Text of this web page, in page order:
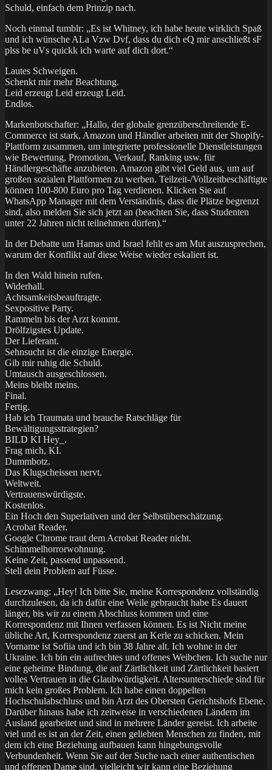
Schuld, einfach dem Prinzip nach.
Noch einmal tumblr: „Es ist Whitney, ich habe heute wirklich Spaß
und ich wünsche ALa Vzw Dvf, dass du dich eQ mir anschließt sF
plss be uVs quickk ich warte auf dich dort.“
Lautes Schweigen.
Schenkt mir mehr Beachtung.
Leid erzeugt Leid erzeugt Leid.
Endlos.
Markenbotschafter: „Hallo, der globale grenzüberschreitende E-
Commerce ist stark, Amazon und Händler arbeiten mit der Shopify-
Plattform zusammen, um integrierte professionelle Dienstleistungen
wie Bewertung, Promotion, Verkauf, Ranking usw. für
Händlergeschäfte anzubieten. Amazon gibt viel Geld aus, um auf
großen sozialen Plattformen zu werben. Teilzeit-/Vollzeitbeschäftigte
können 100-800 Euro pro Tag verdienen. Klicken Sie auf
WhatsApp Manager mit dem Verständnis, dass die Plätze begrenzt
sind, also melden Sie sich jetzt an (beachten Sie, dass Studenten
unter 22 Jahren nicht teilnehmen dürfen).“
In der Debatte um Hamas und Israel fehlt es am Mut auszusprechen,
warum der Konflikt auf diese Weise wieder eskaliert ist.
In den Wald hinein rufen.
Widerhall.
Achtsamkeitsbeauftragte.
Sexpositive Party.
Rammeln bis der Arzt kommt.
Drölfzigstes Update.
Der Lieferant.
Sehnsucht ist die einzige Energie.
Gib mir ruhig die Schuld.
Umtausch ausgeschlossen.
Meins bleibt meins.
Final.
Fertig.
Hab ich Traumata und brauche Ratschläge für
Bewältigungsstrategien?
BILD KI Hey_.
Frag mich, KI.
Dummbotz.
Das Klugscheissen nervt.
Weltweit.
Vertrauenswürdigste.
Kostenlos.
Ein Hoch den Superlativen und der Selbstüberschätzung.
Acrobat Reader.
Google Chrome traut dem Acrobat Reader nicht.
Schimmelhorrorwohnung.
Keine Zeit, passend unpassend.
Stell dein Problem auf Füsse.
Lesezwang: „Hey! Ich bitte Sie, meine Korrespondenz vollständig
durchzulesen, da ich dafür eine Weile gebraucht habe Es dauert
länger, bis wir zu einem Abschluss kommen und eine
Korrespondenz mit Ihnen verfassen können. Es ist Nicht meine
übliche Art, Korrespondenz zuerst an Kerle zu schicken. Mein
Vorname ist Sofiia und ich bin 38 Jahre alt. Ich wohne in der
Ukraine. Ich bin ein aufrechtes und offenes Weibchen. Ich suche nur
eine geheime Bindung, die auf Zärtlichkeit und Zärtlichkeit basiert
volles Vertrauen in die Glaubwürdigkeit. Altersunterschiede sind für
mich kein großes Problem. Ich habe einen doppelten
Hochschulabschluss und bin Arzt des Obersten Gerichtshofs Ebene.
Darüber hinaus habe ich zeitweise in verschiedenen Ländern im
Ausland gearbeitet und sind in mehrere Länder gereist. Ich arbeite
viel und es ist an der Zeit, einen geliebten Menschen zu finden, mit
dem ich eine Beziehung aufbauen kann hingebungsvolle
Verbundenheit. Wenn Sie auf der Suche nach einer authentischen
und offenen Dame sind, vielleicht wir kann eine Beziehung